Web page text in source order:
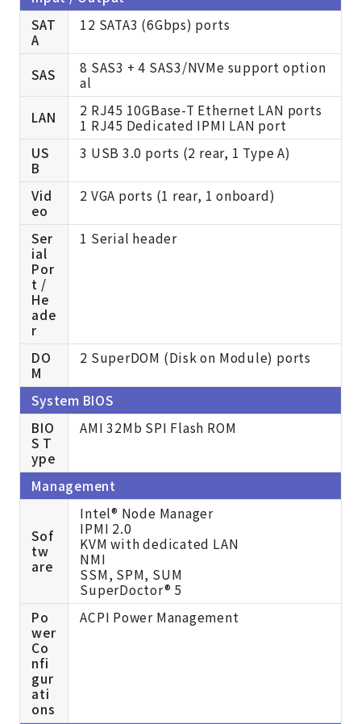
SAT
A
12 SATA3 (6Gbps) ports
SAS
8 SAS3 + 4 SAS3/NVMe support option
al
LAN
2 RJ45 10GBase-T Ethernet LAN ports
1 RJ45 Dedicated IPMI LAN port
US
B
3 USB 3.0 ports (2 rear, 1 Type A)
Vid
eo
2 VGA ports (1 rear, 1 onboard)
Ser
ial
Por
t /
He
ade
r
1 Serial header
DO
M
2 SuperDOM (Disk on Module) ports
System BIOS
BIO
S T
ype
AMI 32Mb SPI Flash ROM
Management
Sof
tw
are
Intel® Node Manager
IPMI 2.0
KVM with dedicated LAN
NMI
SSM, SPM, SUM
SuperDoctor® 5
Po
wer
Co
nfi
gur
ati
ons
ACPI Power Management